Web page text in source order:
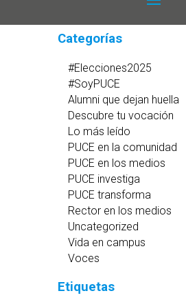
Categorías
#Elecciones2025
#SoyPUCE
Alumni que dejan huella
Descubre tu vocación
Lo más leído
PUCE en la comunidad
PUCE en los medios
PUCE investiga
PUCE transforma
Rector en los medios
Uncategorized
Vida en campus
Voces
Etiquetas